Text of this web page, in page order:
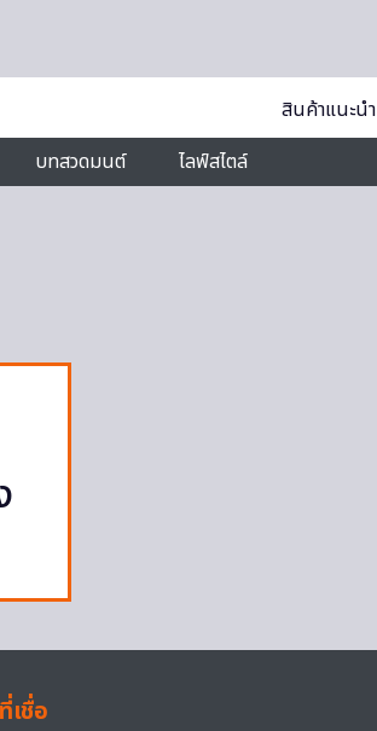
สินค้าแนะนำ
บทสวดมนต์ ไลฟ์สไตล์
เชื่อ